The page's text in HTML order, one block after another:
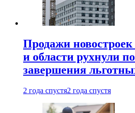
Продажи
и области рухнули
завершения
2 года спустя2 года спустя